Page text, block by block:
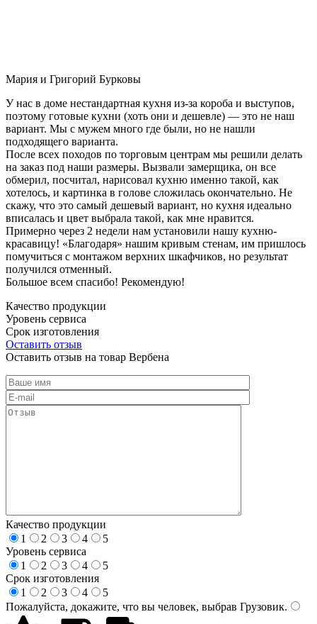
Мария и Григорий Бурковы
У нас в доме нестандартная кухня из-за короба и выступов,
поэтому готовые кухни (хоть они и дешевле) — это не наш
вариант. Мы с мужем много где были, но не нашли
подходящего варианта.
После всех походов по торговым центрам мы решили делать
на заказ под наши размеры. Вызвали замерщика, он все
обмерил, посчитал, нарисовал кухню именно такой, как
хотелось, и картинка в голове сложилась окончательно. Не
скажу, что это самый дешевый вариант, но кухня идеально
вписалась и цвет выбрала такой, как мне нравится.
Примерно через 2 недели нам установили нашу кухню-
красавицу! «Благодаря» нашим кривым стенам, им пришлось
помучиться с монтажом верхних шкафчиков, но результат
получился отменный.
Большое всем спасибо! Рекомендую!
Качество продукции
Уровень сервиса
Срок изготовления
Оставить отзыв
Оставить отзыв на товар Вербена
Качество продукции
1
2 3 4
5
Уровень сервиса
1
2 3 4
5
Срок изготовления
1
2 3 4
5
Пожалуйста, докажите, что вы человек, выбрав Грузовик.